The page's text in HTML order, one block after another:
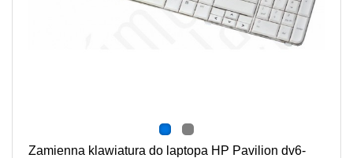
Zamienna klawiatura do laptopa HP Pavilion dv6-